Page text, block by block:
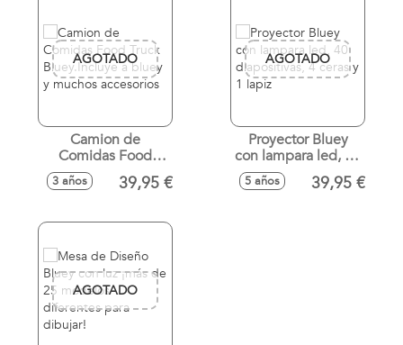
AGOTADO
Camion de
Comidas Food
Truck Bluey.Incluye
a bluey y muchos
3 años 39,95 €
AGOTADO
Proyector Bluey
con lampara led, 40
diapositivas, 4
ceras y 1 lapiz
5 años 39,95 €
AGOTADO